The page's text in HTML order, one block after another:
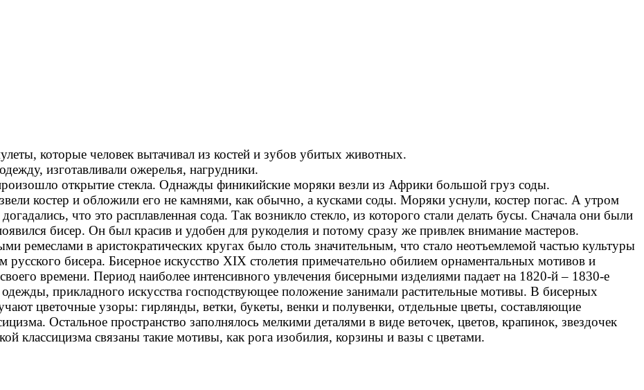
которые человек вытачивал из костей и зубов убитых животных.
изготавливали ожерелья, нагрудники.
открытие стекла. Однажды финикийские моряки везли из Африки большой груз соды.
костер и обложили его не камнями, как обычно, а кусками соды. Моряки уснули, костер погас. А утром
что это расплавленная сода. Так возникло стекло, из которого стали делать бусы. Сначала они были
бисер. Он был красив и удобен для рукоделия и потому сразу же привлек внимание мастеров.
в аристократических кругах было столь значительным, что стало неотъемлемой частью культуры
бисера. Бисерное искусство XIX столетия примечательно обилием орнаментальных мотивов и
времени. Период наиболее интенсивного увлечения бисерными изделиями падает на 1820-й – 1830-е
прикладного искусства господствующее положение занимали растительные мотивы. В бисерных
цветочные узоры: гирлянды, ветки, букеты, венки и полувенки, отдельные цветы, составляющие
Остальное пространство заполнялось мелкими деталями в виде веточек, цветов, крапинок, звездочек
классицизма связаны такие мотивы, как рога изобилия, корзины и вазы с цветами.